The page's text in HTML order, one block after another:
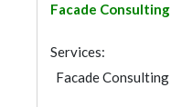
Facade Consulting
Services:
Facade Consulting